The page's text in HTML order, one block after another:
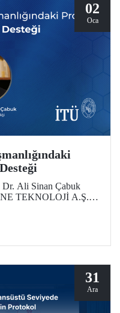
02
Oca
Dr. Ali Sinan Çabuk
TEKNOLOJİ A.Ş. iş
Liman
31
Ara